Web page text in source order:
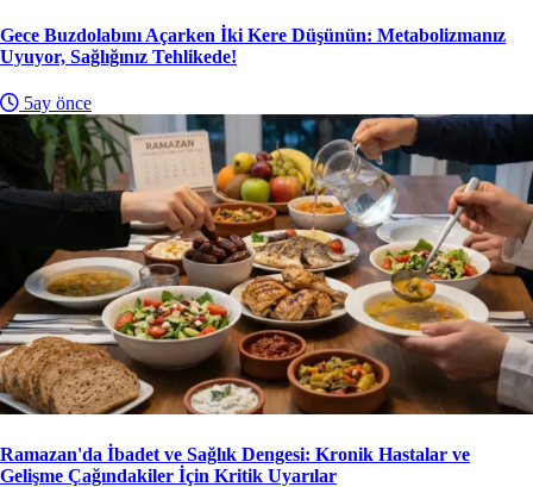
Gece Buzdolabını Açarken İki Kere Düşünün: Metabolizmanız
Uyuyor, Sağlığınız Tehlikede!
5ay önce
Ramazan'da İbadet ve Sağlık Dengesi: Kronik Hastalar ve
Gelişme Çağındakiler İçin Kritik Uyarılar